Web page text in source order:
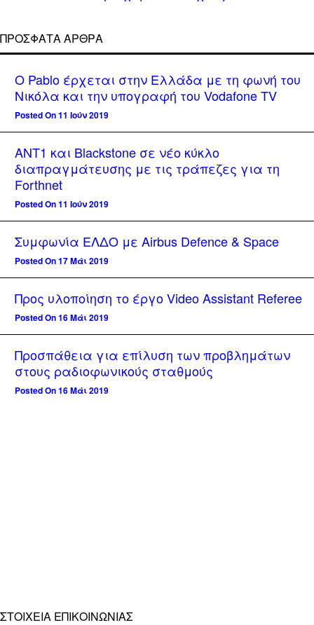
ΠΡΌΣΦΑΤΑ ΆΡΘΡΑ
Ο Pablo έρχεται στην Ελλάδα με τη φωνή του
Νικόλα και την υπογραφή του Vodafone TV
Posted On 11 Ιούν 2019
ΑΝΤ1 και Blackstone σε νέο κύκλο
διαπραγμάτευσης με τις τράπεζες για τη
Forthnet
Posted On 11 Ιούν 2019
Συμφωνία ΕΛΔΟ με Airbus Defence & Space
Posted On 17 Μάι 2019
Προς υλοποίηση το έργο Video Assistant Referee
Posted On 16 Μάι 2019
Προσπάθεια για επίλυση των προβλημάτων
στους ραδιοφωνικούς σταθμούς
Posted On 16 Μάι 2019
ΣΤΟΙΧΕΊΑ ΕΠΙΚΟΙΝΩΝΊΑΣ